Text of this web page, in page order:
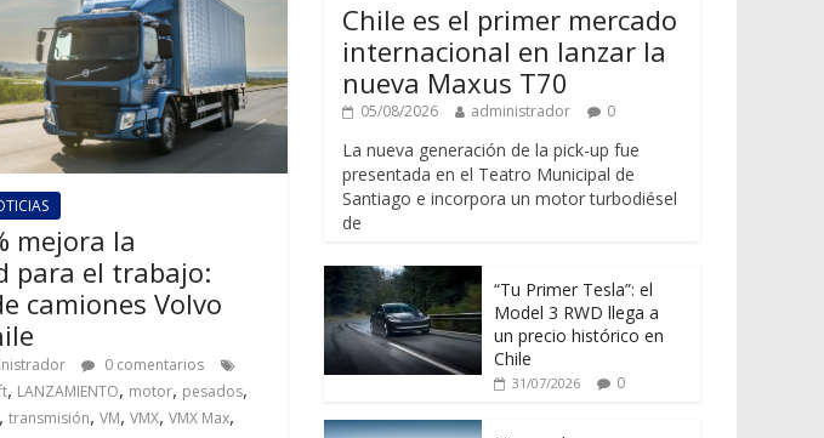
mejora la
para el trabajo:
camiones Volvo
0 comentarios
, LANZAMIENTO, motor, pesados,
,transmisión,VM,VMX,VMX Max,
Chile es el primer mercado
internacional en lanzar la
nueva Maxus T70
05/08/2026 administrador 0
La nueva generación de la pick-up fue
presentada en el Teatro Municipal de
Santiago e incorpora un motor turbodiésel
de
“Tu Primer Tesla”: el
Model 3 RWD llega a
un precio histórico en
Chile
31/07/2026 0